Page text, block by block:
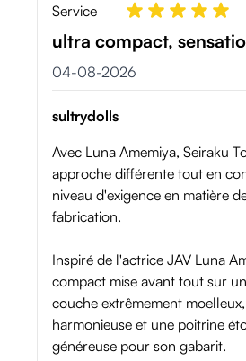
Service
ultra compact,
4 augustus 2026
04-08-2026
sultrydolls
Avec Luna Amemiya, Seiraku
approche différente tout en
niveau d'exigence en matière
fabrication.
Inspiré de l'actrice JAV Luna
compact mise avant tout sur
couche extrêmement
harmonieuse et une poitrine
généreuse pour son gabarit.